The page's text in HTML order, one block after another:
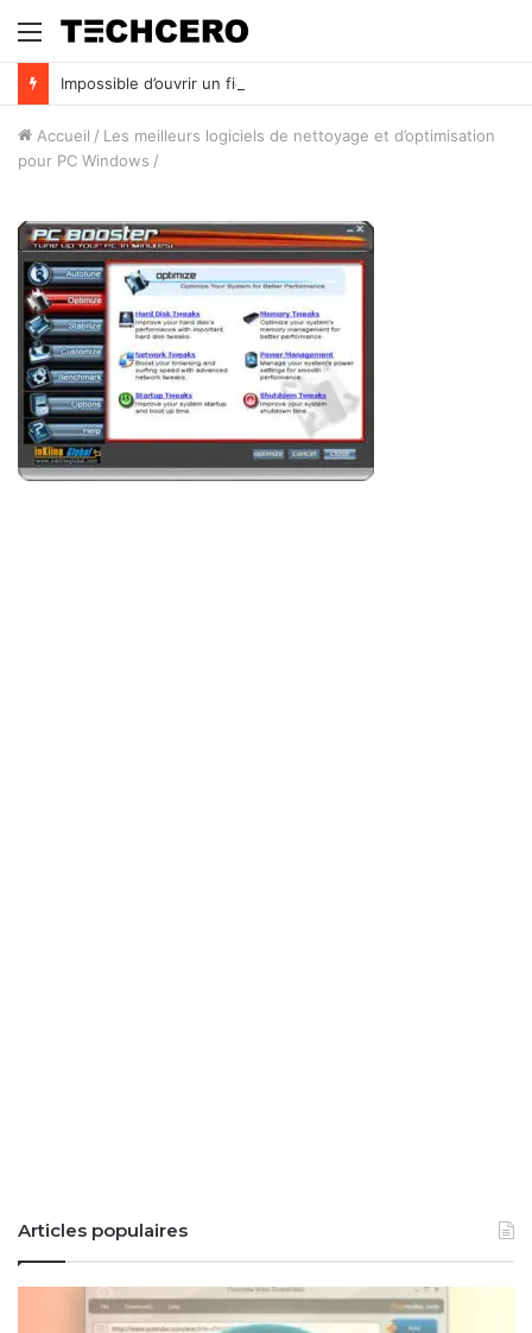
Menu
Impossible d’ouvrir un fichier Excel ? Voici 7 solutions !
Accueil / Les meilleurs logiciels de nettoyage et d’optimisation
pour PC Windows /
Articles populaires